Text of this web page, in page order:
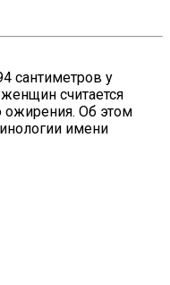
сантиметров у
считается
ожирения. Об этом
имени